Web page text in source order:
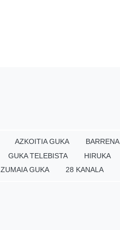
AZKOITIA GUKA
BARRENA
GUKA TELEBISTA
HIRUKA
ZUMAIA GUKA 28 KANALA